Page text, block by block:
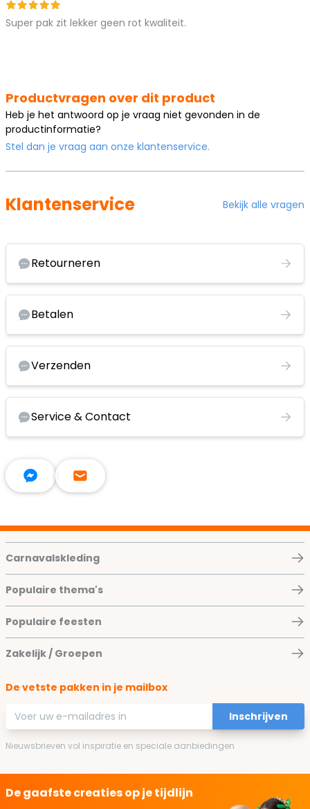
Super pak zit lekker geen rot kwaliteit.
Productvragen over dit product
Heb je het antwoord op je vraag niet gevonden in de
productinformatie?
Stel dan je vraag aan onze klantenservice.
Klantenservice Bekijk alle vragen
Retourneren
Betalen
Verzenden
Service & Contact
Carnavalskleding
Populaire thema's
Populaire feesten
Zakelijk / Groepen
De vetste pakken in je mailbox
E-mailadres
Inschrijven
Nieuwsbrieven vol inspiratie en speciale aanbiedingen
De gaafste creaties op je tijdlijn